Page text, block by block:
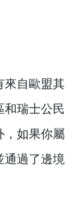
來自歐盟其
瑞士公民
如果你屬
通過了邊境